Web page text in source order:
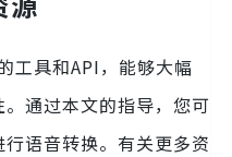
工具和API，能够大幅
通过本文的指导，您可
语音转换。有关更多资